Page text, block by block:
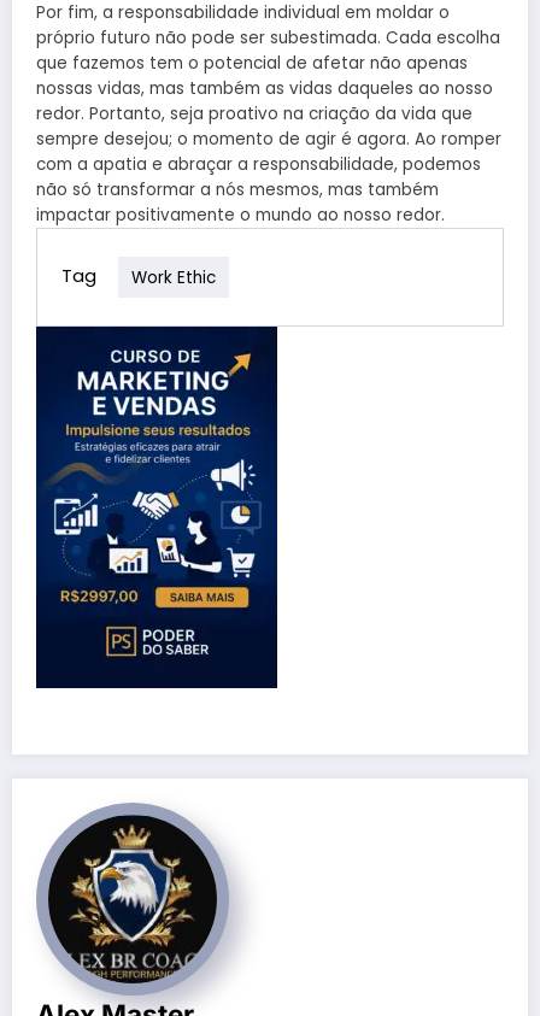
Por fim, a responsabilidade individual em moldar o
próprio futuro não pode ser subestimada. Cada escolha
que fazemos tem o potencial de afetar não apenas
nossas vidas, mas também as vidas daqueles ao nosso
redor. Portanto, seja proativo na criação da vida que
sempre desejou; o momento de agir é agora. Ao romper
com a apatia e abraçar a responsabilidade, podemos
não só transformar a nós mesmos, mas também
impactar positivamente o mundo ao nosso redor.
Tag Work Ethic